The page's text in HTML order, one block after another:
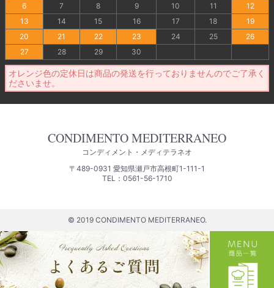
6
7 8 9 10 11
12
13
14 15 16 17 18
19
20
21 22 23 24 25
26
27
28 29 30
オレンジ色の定休日は商品の発送を行っておりませんのでご了承く
ださいませ。
CONDIMENTO MEDITERRANEO
コンディメント・メディテラネオ
〒489-0931 愛知県瀬戸市高根町1-111-1
TEL：0561-56-1710
© 2019 CONDIMENTO MEDITERRANEO.